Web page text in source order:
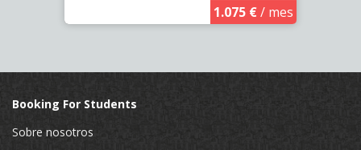
1.075 €/ mes
Booking For Students
Sobre nosotros